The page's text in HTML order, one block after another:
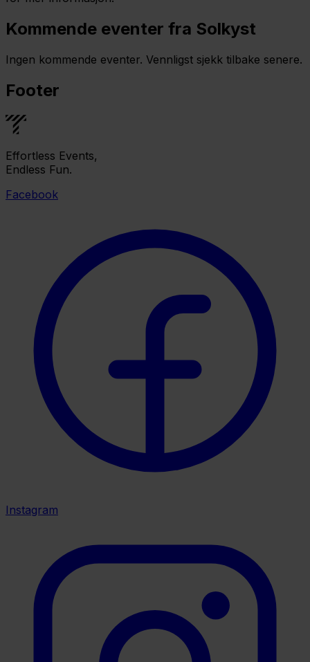
Kommende eventer fra Solkyst
Ingen kommende eventer. Vennligst sjekk tilbake senere.
Footer
Effortless Events,
Endless Fun.
Facebook
Instagram